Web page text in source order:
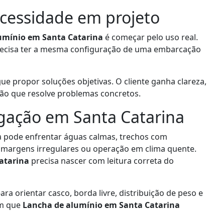
em projeto
em Santa Catarina é começar pelo uso real.
ter a mesma configuração de uma embarcação
propor soluções objetivas. O cliente ganha clareza,
que resolve problemas concretos.
em Santa Catarina
pode enfrentar águas calmas, trechos com
irregulares ou operação em clima quente.
precisa nascer com leitura correta do
orientar casco, borda livre, distribuição de peso e
que Lancha de alumínio em Santa Catarina